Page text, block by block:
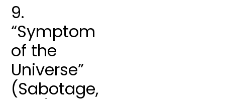
9.
“Symptom
of the
Universe”
(Sabotage,